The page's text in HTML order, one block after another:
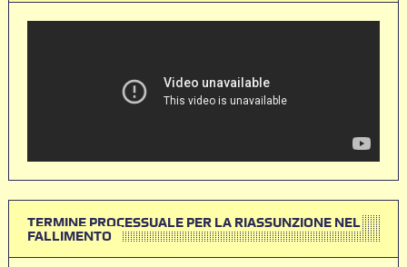
TERMINE PROCESSUALE PER LA RIASSUNZIONE NEL
FALLIMENTO